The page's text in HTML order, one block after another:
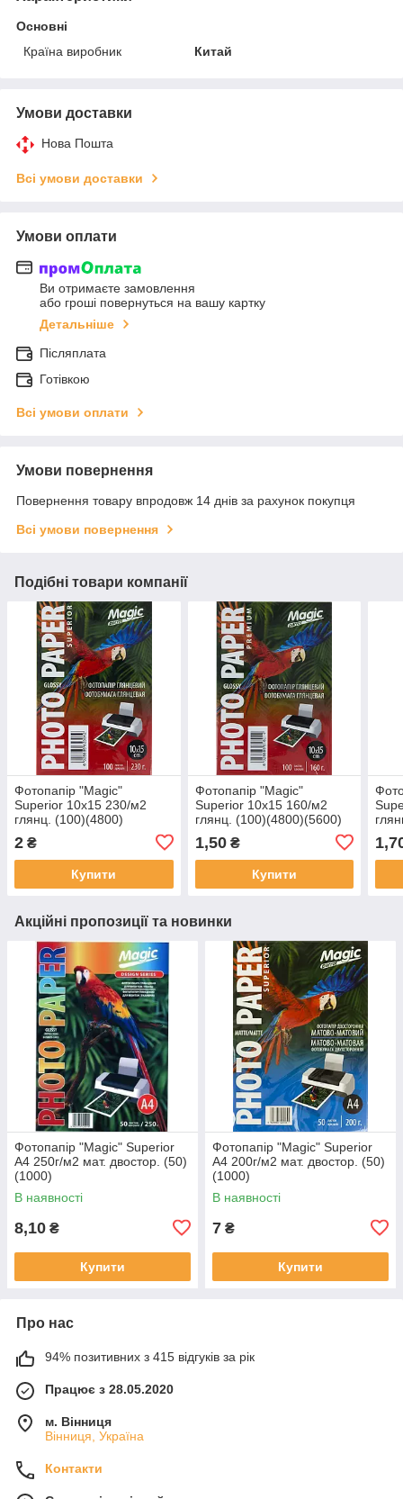
Основні
Країна виробник
Китай
Умови доставки
Нова Пошта
Всі умови доставки
Умови оплати
Ви отримаєте замовлення
або гроші повернуться на вашу картку
Детальніше
Післяплата
Готівкою
Всі умови оплати
Умови повернення
Повернення товару впродовж 14 днів за рахунок покупця
Всі умови повернення
Подібні товари компанії
Фотопапір "Magic"
Superior 10х15 230/м2
глянц. (100)(4800)
2 ₴
Купити
Фотопапір "Magic"
Superior 10х15 160/м2
глянц. (100)(4800)(5600)
1,50₴
Купити
Акційні пропозиції та новинки
Фотопапір "Magic" Superior
А4 250г/м2 мат. двостор. (50)
(1000)
В наявності
8,10 ₴
Купити
Фотопапір "Magic" Superior
А4 200г/м2 мат. двостор. (50)
(1000)
В наявності
7 ₴
Купити
Про нас
94% позитивних з 415 відгуків за рік
Працює з 28.05.2020
м. Вінниця
Вінниця, Україна
Контакти